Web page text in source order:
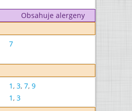
Obsahuje alergeny
7
1, 3, 7, 9
1, 3